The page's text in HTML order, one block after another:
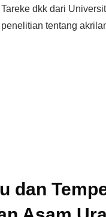
dkk dari
tentang
dan